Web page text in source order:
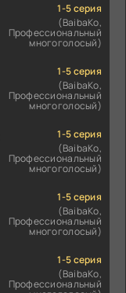
1-5 серия
(BaibaKo,
Профессиональный
многоголосый)
1-5 серия
(BaibaKo,
Профессиональный
многоголосый)
1-5 серия
(BaibaKo,
Профессиональный
многоголосый)
1-5 серия
(BaibaKo,
Профессиональный
многоголосый)
1-5 серия
(BaibaKo,
Профессиональный